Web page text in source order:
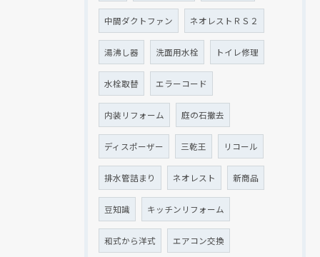
中間ダクトファン ネオレストＲＳ２
湯沸し器 洗面用水栓 トイレ修理
水栓取替 エラーコード
内装リフォーム 庭の石撤去
ディスポーザー 三乾王 リコール
排水管詰まり ネオレスト 新商品
豆知識 キッチンリフォーム
和式から洋式 エアコン交換